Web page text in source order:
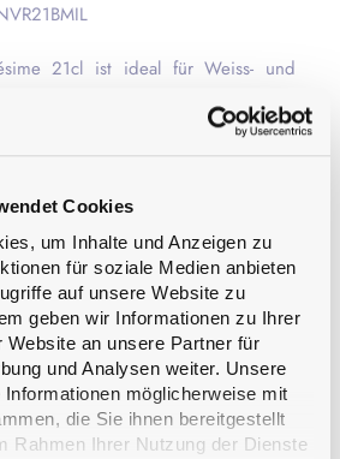
Cookies
um Inhalte und Anzeigen zu
für soziale Medien anbieten
auf unsere Website zu
geben wir Informationen zu Ihrer
Website an unsere Partner für
und Analysen weiter. Unsere
möglicherweise mit
die Sie ihnen bereitgestellt
Rahmen Ihrer Nutzung der Dienste
21cl ist ideal für Weiss- und
ein Allround-Weinglas, das sich
eignet.
Lesen Sie mehr
21 cl
92 g
153.0 mm
65.0 mm
VMF 2’200